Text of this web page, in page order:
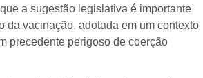
a sugestão legislativa é importante
da vacinação, adotada em um contexto
precedente perigoso de coerção